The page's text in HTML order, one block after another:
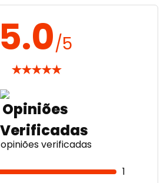
5.0/5
★★★★★
opiniões verificadas
1